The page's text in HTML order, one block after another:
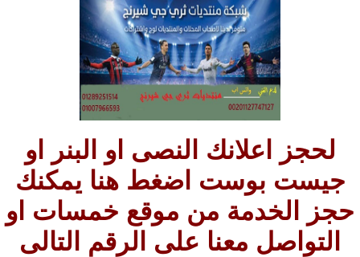
لحجز اعلانك النصى او البنر او
جيست بوست اضغط هنا يمكنك
حجز الخدمة من موقع خمسات او
التواصل معنا على الرقم التالى